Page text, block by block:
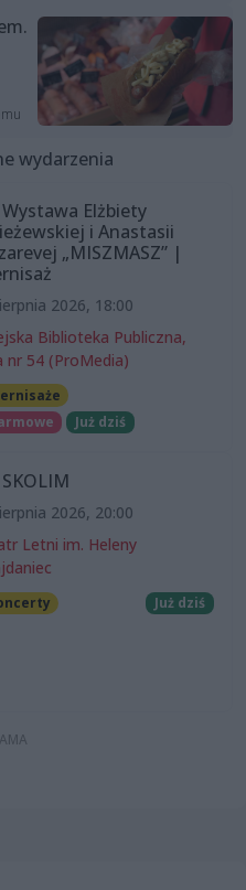
wydarzenia
Wystawa Elżbiety
i Anastasii
„MISZMASZ” |
2026, 18:00
Biblioteka Publiczna,
nr 54 (ProMedia)
Już dziś
SKOLIM
2026, 20:00
Letni im. Heleny
Już dziś